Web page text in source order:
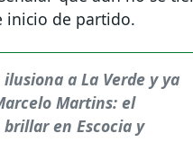
inicio de partido.